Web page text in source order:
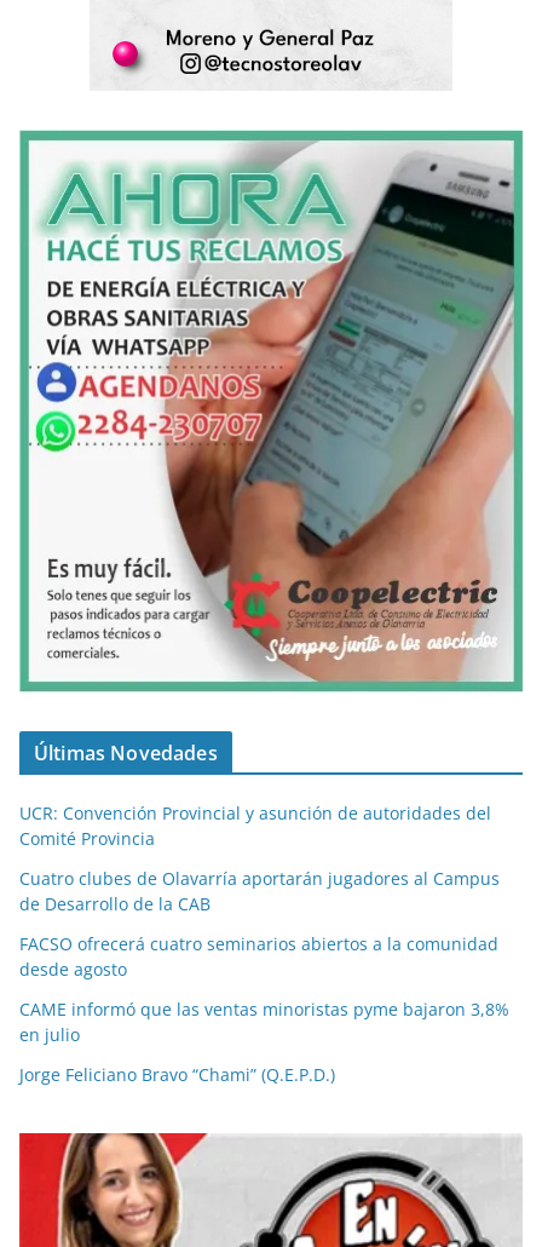
Últimas Novedades
UCR: Convención Provincial y asunción de autoridades del
Comité Provincia
Cuatro clubes de Olavarría aportarán jugadores al Campus
de Desarrollo de la CAB
FACSO ofrecerá cuatro seminarios abiertos a la comunidad
desde agosto
CAME informó que las ventas minoristas pyme bajaron 3,8%
en julio
Jorge Feliciano Bravo “Chami” (Q.E.P.D.)